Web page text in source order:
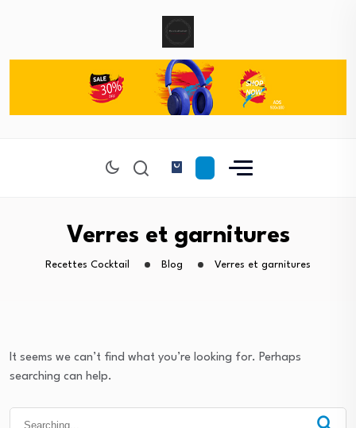
Verres et garnitures
Recettes Cocktail Blog Verres et garnitures
It seems we can’t find what you’re looking for. Perhaps
searching can help.